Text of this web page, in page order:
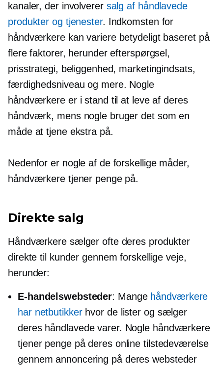
kanaler, der involverer salg af håndlavede
produkter og tjenester. Indkomsten for
håndværkere kan variere betydeligt baseret på
flere faktorer, herunder efterspørgsel,
prisstrategi, beliggenhed, marketingindsats,
færdighedsniveau og mere. Nogle
håndværkere er i stand til at leve af deres
håndværk, mens nogle bruger det som en
måde at tjene ekstra på.
Nedenfor er nogle af de forskellige måder,
håndværkere tjener penge på.
Direkte salg
Håndværkere sælger ofte deres produkter
direkte til kunder gennem forskellige veje,
herunder:
E-handelswebsteder: Mange håndværkere
har netbutikkerhvor de lister og sælger
deres håndlavede varer. Nogle håndværkere
tjener penge på deres online tilstedeværelse
gennem annoncering på deres websteder